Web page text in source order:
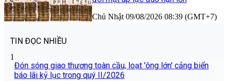
Chủ Nhật 09/08/2026 08:39 (GMT+7)
TIN ĐỌC NHIỀU
1
Đón sóng giao thương toàn cầu, loạt 'ông lớn' cảng biển
báo lãi kỷ lục trong quý II/2026